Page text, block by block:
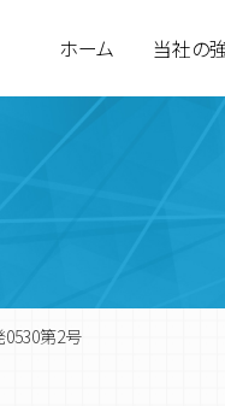
ホーム 当社の
第2号